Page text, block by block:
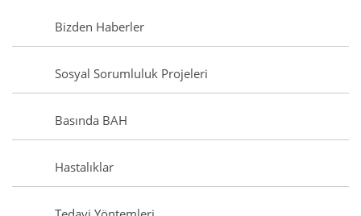
Bizden Haberler
Sosyal Sorumluluk Projeleri
Basında BAH
Hastalıklar